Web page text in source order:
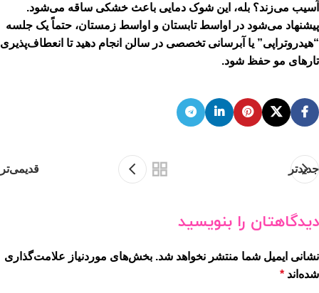
آسیب می‌زند؟ بله، این شوک دمایی باعث خشکی ساقه می‌شود.
پیشنهاد می‌شود در اواسط تابستان و اواسط زمستان، حتماً یک جلسه
“هیدروتراپی” یا آبرسانی تخصصی در سالن انجام دهید تا انعطاف‌پذیری
تارهای مو حفظ شود.
جدیدتر قدیمی‌تر
دیدگاهتان را بنویسید
نشانی ایمیل شما منتشر نخواهد شد. بخش‌های موردنیاز علامت‌گذاری
شده‌اند *